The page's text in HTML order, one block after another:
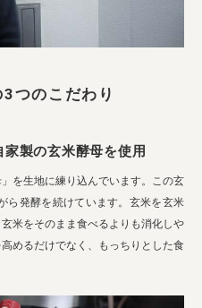
つのこだわり
製の玄米酵母を使用
を生地に練り込んでいます。この玄
ら発酵を続けています。玄米を玄米
米をそのまま食べるよりも消化しや
めるだけでなく、もっちりとした食